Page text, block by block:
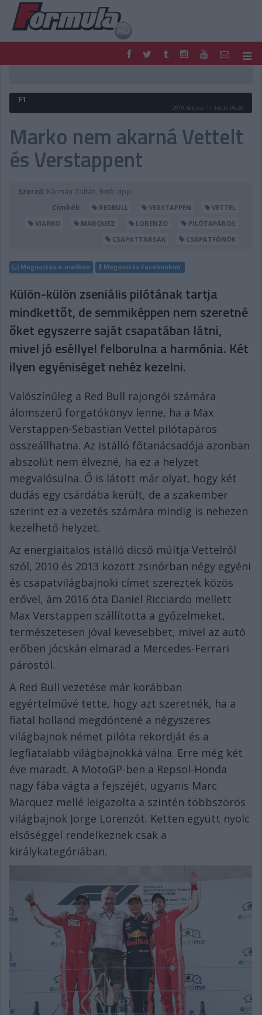
FORMULA
MOTOR
PODCAST
SHOP
LIVE
TIPPJÁTÉK
DIGITÁLIS MAGAZIN
PONTÁLLÁSOK
F1
2019. február 11. hétfő, 06:20
Marko nem akarná Vettelt
és Verstappent
Szerző: Kármán Zoltán, fotó: dppi
Címkék:
REDBULL VERSTAPPEN
VETTEL
MARKO
MARQUEZ LORENZO
PILÓTAPÁROS
CSAPATTÁRSAK
CSAPATFŐNÖK
Megosztás e-mailben Megosztás Facebookon
Külön-külön zseniális pilótának tartja
mindkettőt, de semmiképpen nem szeretné
őket egyszerre saját csapatában látni,
mivel jó eséllyel felborulna a harmónia. Két
ilyen egyéniséget nehéz kezelni.
Valószínűleg a Red Bull rajongói számára
álomszerű forgatókönyv lenne, ha a Max
Verstappen-Sebastian Vettel pilótapáros
összeállhatna. Az istálló főtanácsadója azonban
abszolút nem élvezné, ha ez a helyzet
megvalósulna. Ő is látott már olyat, hogy két
dudás egy csárdába került, de a szakember
szerint ez a vezetés számára mindig is nehezen
kezelhető helyzet.
Az energiaitalos istálló dicső múltja Vettelről
szól, 2010 és 2013 között zsinórban négy egyéni
és csapatvilágbajnoki címet szereztek közös
erővel, ám 2016 óta Daniel Ricciardo mellett
Max Verstappen szállította a győzelmeket,
természetesen jóval kevesebbet, mivel az autó
erőben jócskán elmarad a Mercedes-Ferrari
párostól.
A Red Bull vezetése már korábban
egyértelművé tette, hogy azt szeretnék, ha a
fiatal holland megdöntené a négyszeres
világbajnok német pilóta rekordját és a
legfiatalabb világbajnokká válna. Erre még két
éve maradt. A MotoGP-ben a Repsol-Honda
nagy fába vágta a fejszéjét, ugyanis Marc
Marquez mellé leigazolta a szintén többszörös
világbajnok Jorge Lorenzót. Ketten együtt nyolc
elsőséggel rendelkeznek csak a
királykategóriában.